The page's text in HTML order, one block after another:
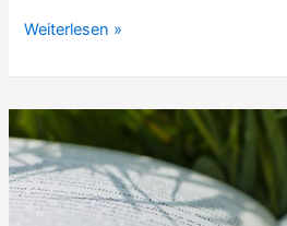
Kritik
Rudolf
Augstein,
von
Peter
Merseburger
(2007)
Weiterlesen »